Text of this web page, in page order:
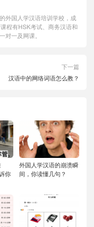
外国人学汉语培训学校，成
程有HSK考试、商务汉语和
对一及网课。
下一篇
汉语中的网络词语怎么教？
你
外国人学汉语的崩溃瞬
间，你读懂几句？